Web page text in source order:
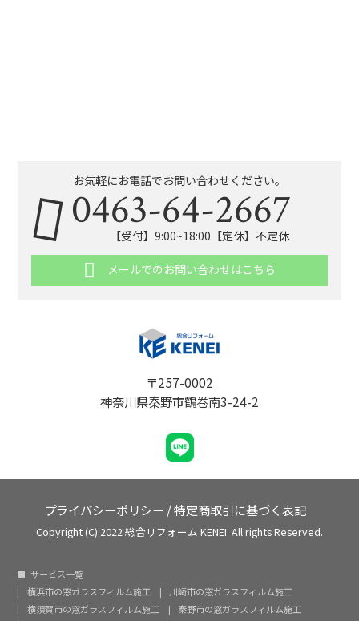
お気軽にお電話でお問い合わせください。
0463-64-2667
【受付】9:00~18:00【定休】不定休
メールでのお問い合わせはこちら
〒257-0002
神奈川県秦野市鶴巻南3-24-2
プライバシーポリシー /特定商取引に基づく表記
Copyright (C) 2022 総合リフォーム KENEI. All rights Reserved.
サービス一覧
横浜市の窓ガラスフィルム施工
川崎市の窓ガラスフィルム施工
横須賀市の窓ガラスフィルム施工
秦野市の窓ガラスフィルム施工